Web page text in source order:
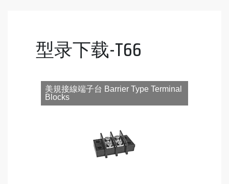
型录下载-T66
美規接線端子台 Barrier Type Terminal
Blocks